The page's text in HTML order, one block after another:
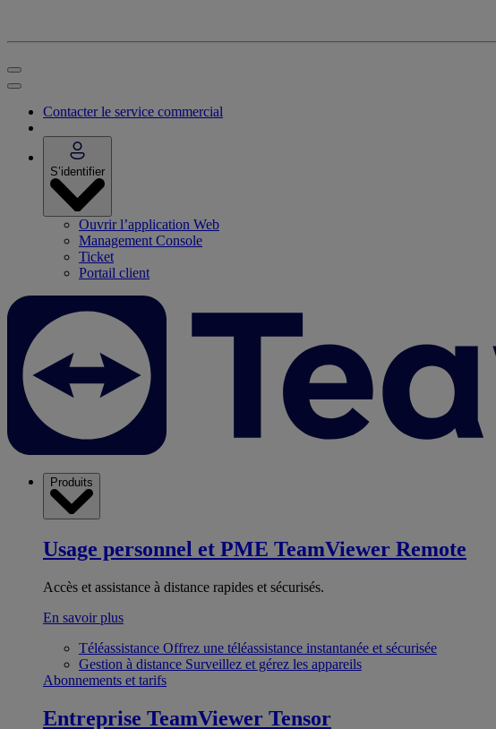
Contacter le service commercial
S’identifier
Ouvrir l’application Web
Management Console
Ticket
Portail client
Produits
Usage personnel et PME TeamViewer Remote
Accès et assistance à distance rapides et sécurisés.
En savoir plus
Téléassistance Offrez une téléassistance instantanée et sécurisée
Gestion à distance Surveillez et gérez les appareils
Abonnements et tarifs
Entreprise TeamViewer Tensor